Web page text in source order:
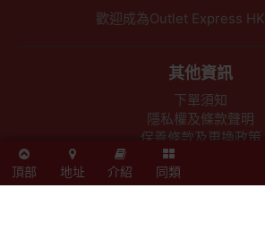
頂部 地址 介紹 同類
歡迎成為Outlet Express
其他資訊
下單須知
隱私權及條款聲明
保養條款及更換政策
除舊服務條款及細則
條款及細則